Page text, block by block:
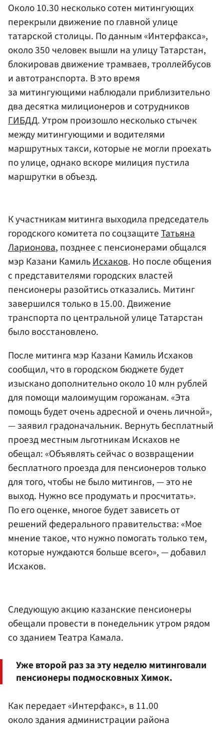
Около 10.30 несколько сотен митингующих
перекрыли движение по главной улице
татарской столицы. По данным «Интерфакса»,
около 350 человек вышли на улицу Татарстан,
блокировав движение трамваев, троллейбусов
и автотранспорта. В это время
за митингующими наблюдали приблизительно
два десятка милиционеров и сотрудников
ГИБДД. Утром произошло несколько стычек
между митингующими и водителями
маршрутных такси, которые не могли проехать
по улице, однако вскоре милиция пустила
маршрутки в объезд.
К участникам митинга выходила председатель
городского комитета по соцзащитеТатьяна
Ларионова, позднее с пенсионерами общался
мэр Казани КамильИсхаков. Но после общения
с представителями городских властей
пенсионеры разойтись отказались. Митинг
завершился только в 15.00. Движение
транспорта по центральной улице Татарстан
было восстановлено.
После митинга мэр Казани Камиль Исхаков
сообщил, что в городском бюджете будет
изыскано дополнительно около 10 млн рублей
для помощи малоимущим горожанам. «Эта
помощь будет очень адресной и очень личной»,
— заявил градоначальник. Вернуть бесплатный
проезд местным льготникам Искахов не
обещал: «Объявлять сейчас о возвращении
бесплатного проезда для пенсионеров только
для того, чтобы не было митингов, — это не
выход. Нужно все продумать и просчитать».
По его оценке, многое будет зависеть от
решений федерального правительства: «Мое
мнение такое, что нужно помогать только тем,
которые нуждаются больше всего», — добавил
Исхаков.
Следующую акцию казанские пенсионеры
обещали провести в понедельник утром рядом
со зданием Театра Камала.
Уже второй раз за эту неделю митинговали
пенсионеры подмосковных Химок.
Как передает «Интерфакс», в 11.00
около здания администрации района